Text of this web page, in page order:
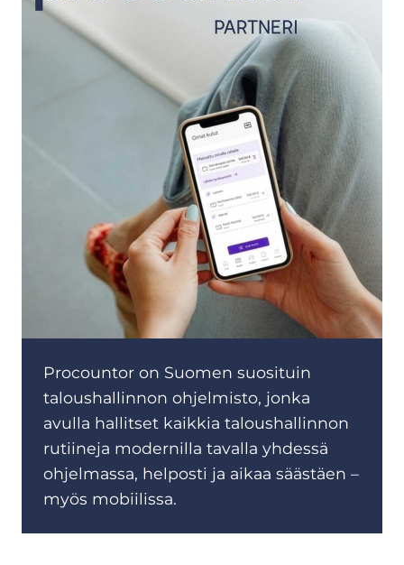
Procountor on Suomen suosituin
taloushallinnon ohjelmisto, jonka
avulla hallitset kaikkia taloushallinnon
rutiineja modernilla tavalla yhdessä
ohjelmassa, helposti ja aikaa säästäen –
myös mobiilissa.